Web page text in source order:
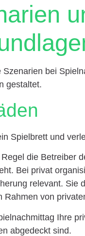
bei
gestaltet.
Spielbrett und
die Betreiber
Bei privat
relevant. Sie
von
Ihre
abgedeckt sind.